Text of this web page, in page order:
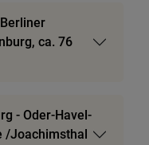
ca. 76
- Oder-Havel-
/Joachimsthal